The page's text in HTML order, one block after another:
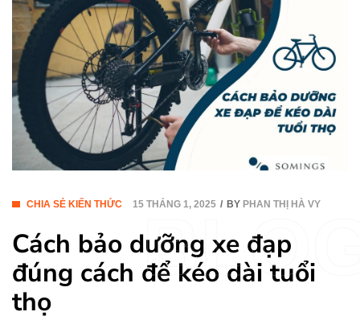
CHIA SẺ KIẾN THỨC 15 THÁNG 1, 2025 BY PHAN THỊ HÀ VY
Cách bảo dưỡng xe đạp
đúng cách để kéo dài tuổi
thọ